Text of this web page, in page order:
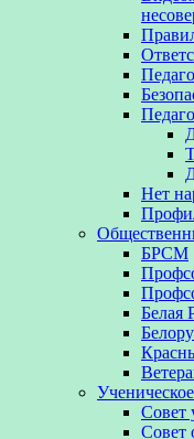
Нет
БРСМ
Белая
Совет
Совет